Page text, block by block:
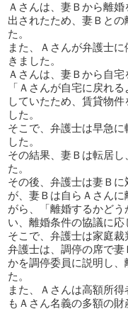
Ａさんは、妻Ｂから離
出されたため、妻Ｂと
た。
また、Ａさんが弁護士
きました。
Ａさんは、妻Ｂから自
「Ａさんが自宅に戻れ
していたため、賃貸物
した。
そこで、弁護士は早急
した。
その結果、妻Ｂは転居
た。
その後、弁護士は妻Ｂ
が、妻Ｂは自らＡさん
がら、「離婚するかど
い、離婚条件の協議に応
そこで、弁護士は家庭裁
弁護士は、調停の席で
かを調停委員に説明し
た。
また、Ａさんは高額所
もＡさん名義の多額の